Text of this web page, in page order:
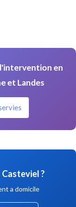
en
et Landes
?
a domicile